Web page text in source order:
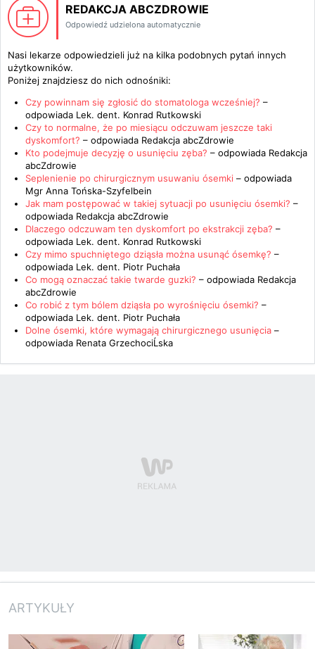
REDAKCJA ABCZDROWIE
Odpowiedź udzielona automatycznie
Nasi lekarze odpowiedzieli już na kilka podobnych pytań innych
użytkowników.
Poniżej znajdziesz do nich odnośniki:
Czy powinnam się zgłosić do stomatologa wcześniej? –
odpowiada Lek. dent. Konrad Rutkowski
Czy to normalne, że po miesiącu odczuwam jeszcze taki
dyskomfort? – odpowiada Redakcja abcZdrowie
Kto podejmuje decyzję o usunięciu zęba? – odpowiada Redakcja
abcZdrowie
Seplenienie po chirurgicznym usuwaniu ósemki – odpowiada
Mgr Anna Tońska-Szyfelbein
Jak mam postępować w takiej sytuacji po usunięciu ósemki? –
odpowiada Redakcja abcZdrowie
Dlaczego odczuwam ten dyskomfort po ekstrakcji zęba? –
odpowiada Lek. dent. Konrad Rutkowski
Czy mimo spuchniętego dziąsła można usunąć ósemkę? –
odpowiada Lek. dent. Piotr Puchała
Co mogą oznaczać takie twarde guzki? – odpowiada Redakcja
abcZdrowie
Co robić z tym bólem dziąsła po wyrośnięciu ósemki? –
odpowiada Lek. dent. Piotr Puchała
Dolne ósemki, które wymagają chirurgicznego usunięcia –
odpowiada Renata GrzechociĹska
ARTYKUŁY